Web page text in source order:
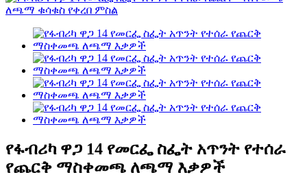
የፋብሪካ ዋጋ 14 የመርፌ ስፌት አጥንት የተሰራ
የጨርቅ ማስቀመጫ ለጫማ እቃዎች